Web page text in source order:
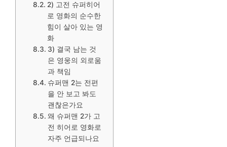
2) 고전 슈퍼히어
로 영화의 순수한
힘이 살아 있는 영
화
3) 결국 남는 것
은 영웅의 외로움
과 책임
슈퍼맨 2는 전편
을 안 보고 봐도
괜찮은가요
왜 슈퍼맨 2가 고
전 히어로 영화로
자주 언급되나요